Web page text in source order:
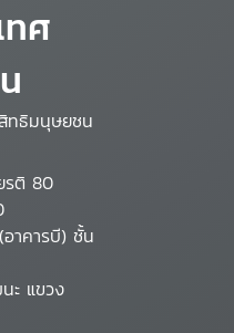
ศ
ทธิมนุษยชน
รติ 80
าคารบี) ชั้น
ะ แขวง